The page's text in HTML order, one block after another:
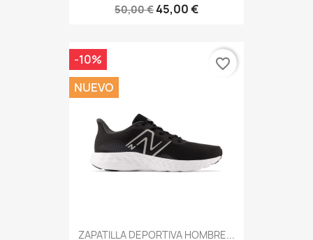
50,00 €45,00 €
ZAPATILLA DEPORTIVA HOMBRE...
-10%
NUEVO
favorite_border